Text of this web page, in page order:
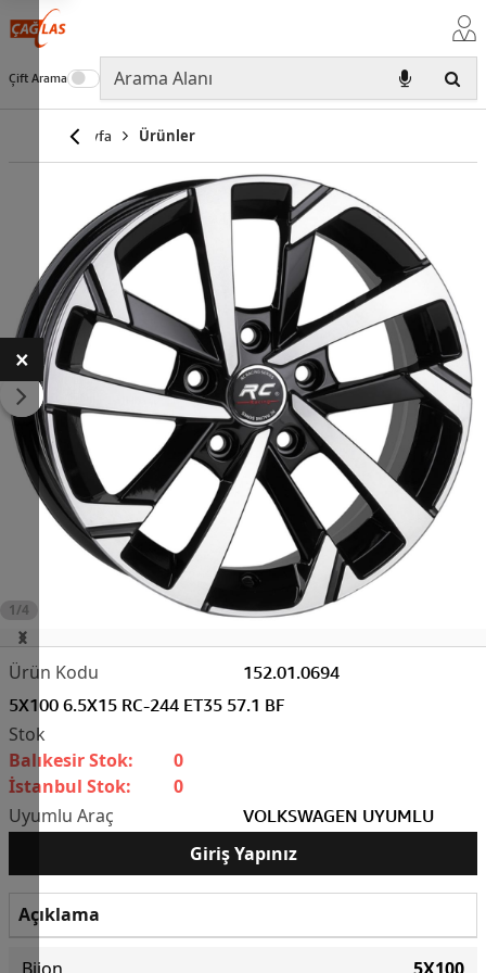
Çift Arama
Anasayfa Ürünler
1/4
152.01.0694
5X100 6.5X15 RC-244 ET35 57.1 BF
VOLKSWAGEN UYUMLU
Balıkesir Stok:
0
İstanbul Stok:
0
Giriş Yapınız
Açıklama
Bijon 5X100
×